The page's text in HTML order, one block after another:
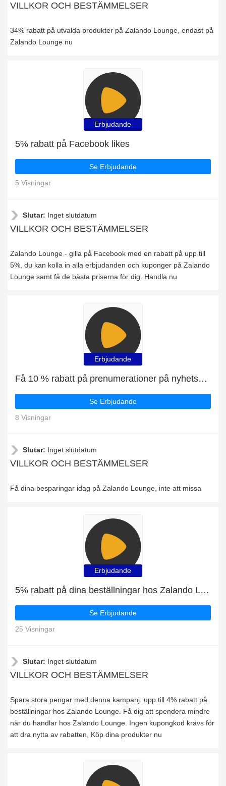
VILLKOR OCH BESTÄMMELSER
34% rabatt på utvalda produkter på Zalando Lounge, endast på
Zalando Lounge nu
Erbjudande
5% rabatt på Facebook likes
Se Erbjudande
5 Visningar
Slutar: Inget slutdatum
VILLKOR OCH BESTÄMMELSER
Zalando Lounge - gilla på Facebook med en rabatt på upp till
5%, du kan kolla in alla erbjudanden och kuponger på Zalando
Lounge samt få de bästa priserna för dig. Handla nu
Erbjudande
Få 10 % rabatt på prenumerationer på nyhetsbrev
Se Erbjudande
8 Visningar
Slutar: Inget slutdatum
VILLKOR OCH BESTÄMMELSER
Få dina besparingar idag på Zalando Lounge, inte att missa
Erbjudande
5% rabatt på dina beställningar hos Zalando Lounge
Se Erbjudande
25 Visningar
Slutar: Inget slutdatum
VILLKOR OCH BESTÄMMELSER
Spara stora pengar med denna kampanj: upp till 4% rabatt på
beställningar hos Zalando Lounge. Få dig att spendera mindre
när du handlar hos Zalando Lounge. Ingen kupongkod krävs för
att dra nytta av rabatten, Köp dina produkter nu